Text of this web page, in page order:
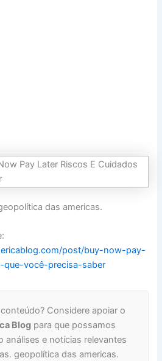
das americas.
post/buy-now-pay-
você-precisa-saber
Considere apoiar o
Blogpara que possamos
análises e notícias relevantes
geopolítica das americas.